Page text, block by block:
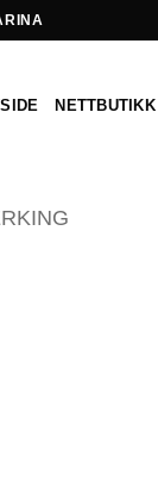
NETTBUTIKK